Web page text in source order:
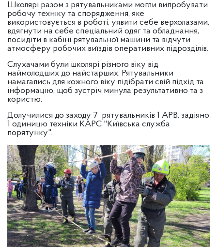
Школярі разом з рятувальниками могли випробувати
робочу техніку та спорядження, яке
використовується в роботі, уявити себе верхолазами,
вдягнути на себе спеціальний одяг та обладнання,
посидіти в кабіні рятувальної машини та відчути
атмосферу робочих виїздів оперативних підрозділів.
Слухачами були школярі різного віку від
наймолодших до найстарших. Рятувальники
намагались для кожного віку підібрати свій підхід та
інформацію, щоб зустріч минула результативно та з
користю.
Долучилися до заходу 7 рятувальників 1 АРВ, задіяно
1 одиницю техніки КАРС "Київська служба
порятунку".